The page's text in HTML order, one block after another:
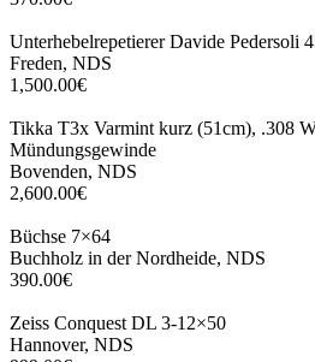
Unterhebelrepetierer Davide Pedersoli
Freden, NDS
1,500.00€
Tikka T3x Varmint kurz (51cm), .308
Mündungsgewinde
Bovenden, NDS
2,600.00€
Büchse 7×64
Buchholz in der Nordheide, NDS
390.00€
Zeiss Conquest DL 3-12×50
Hannover, NDS